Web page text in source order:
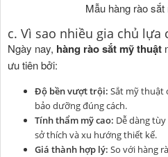
Mẫu hàng rào
c. Vì sao nhiều gia chủ lựa
Ngày nay, hàng rào sắt mỹ thuật
ưu tiên bởi:
Độ bền vượt trội: Sắt mỹ thuật
bảo dưỡng đúng cách.
Tính thẩm mỹ cao: Dễ dàng
sở thích và xu hướng thiết kế.
Giá thành hợp lý: So với hàng